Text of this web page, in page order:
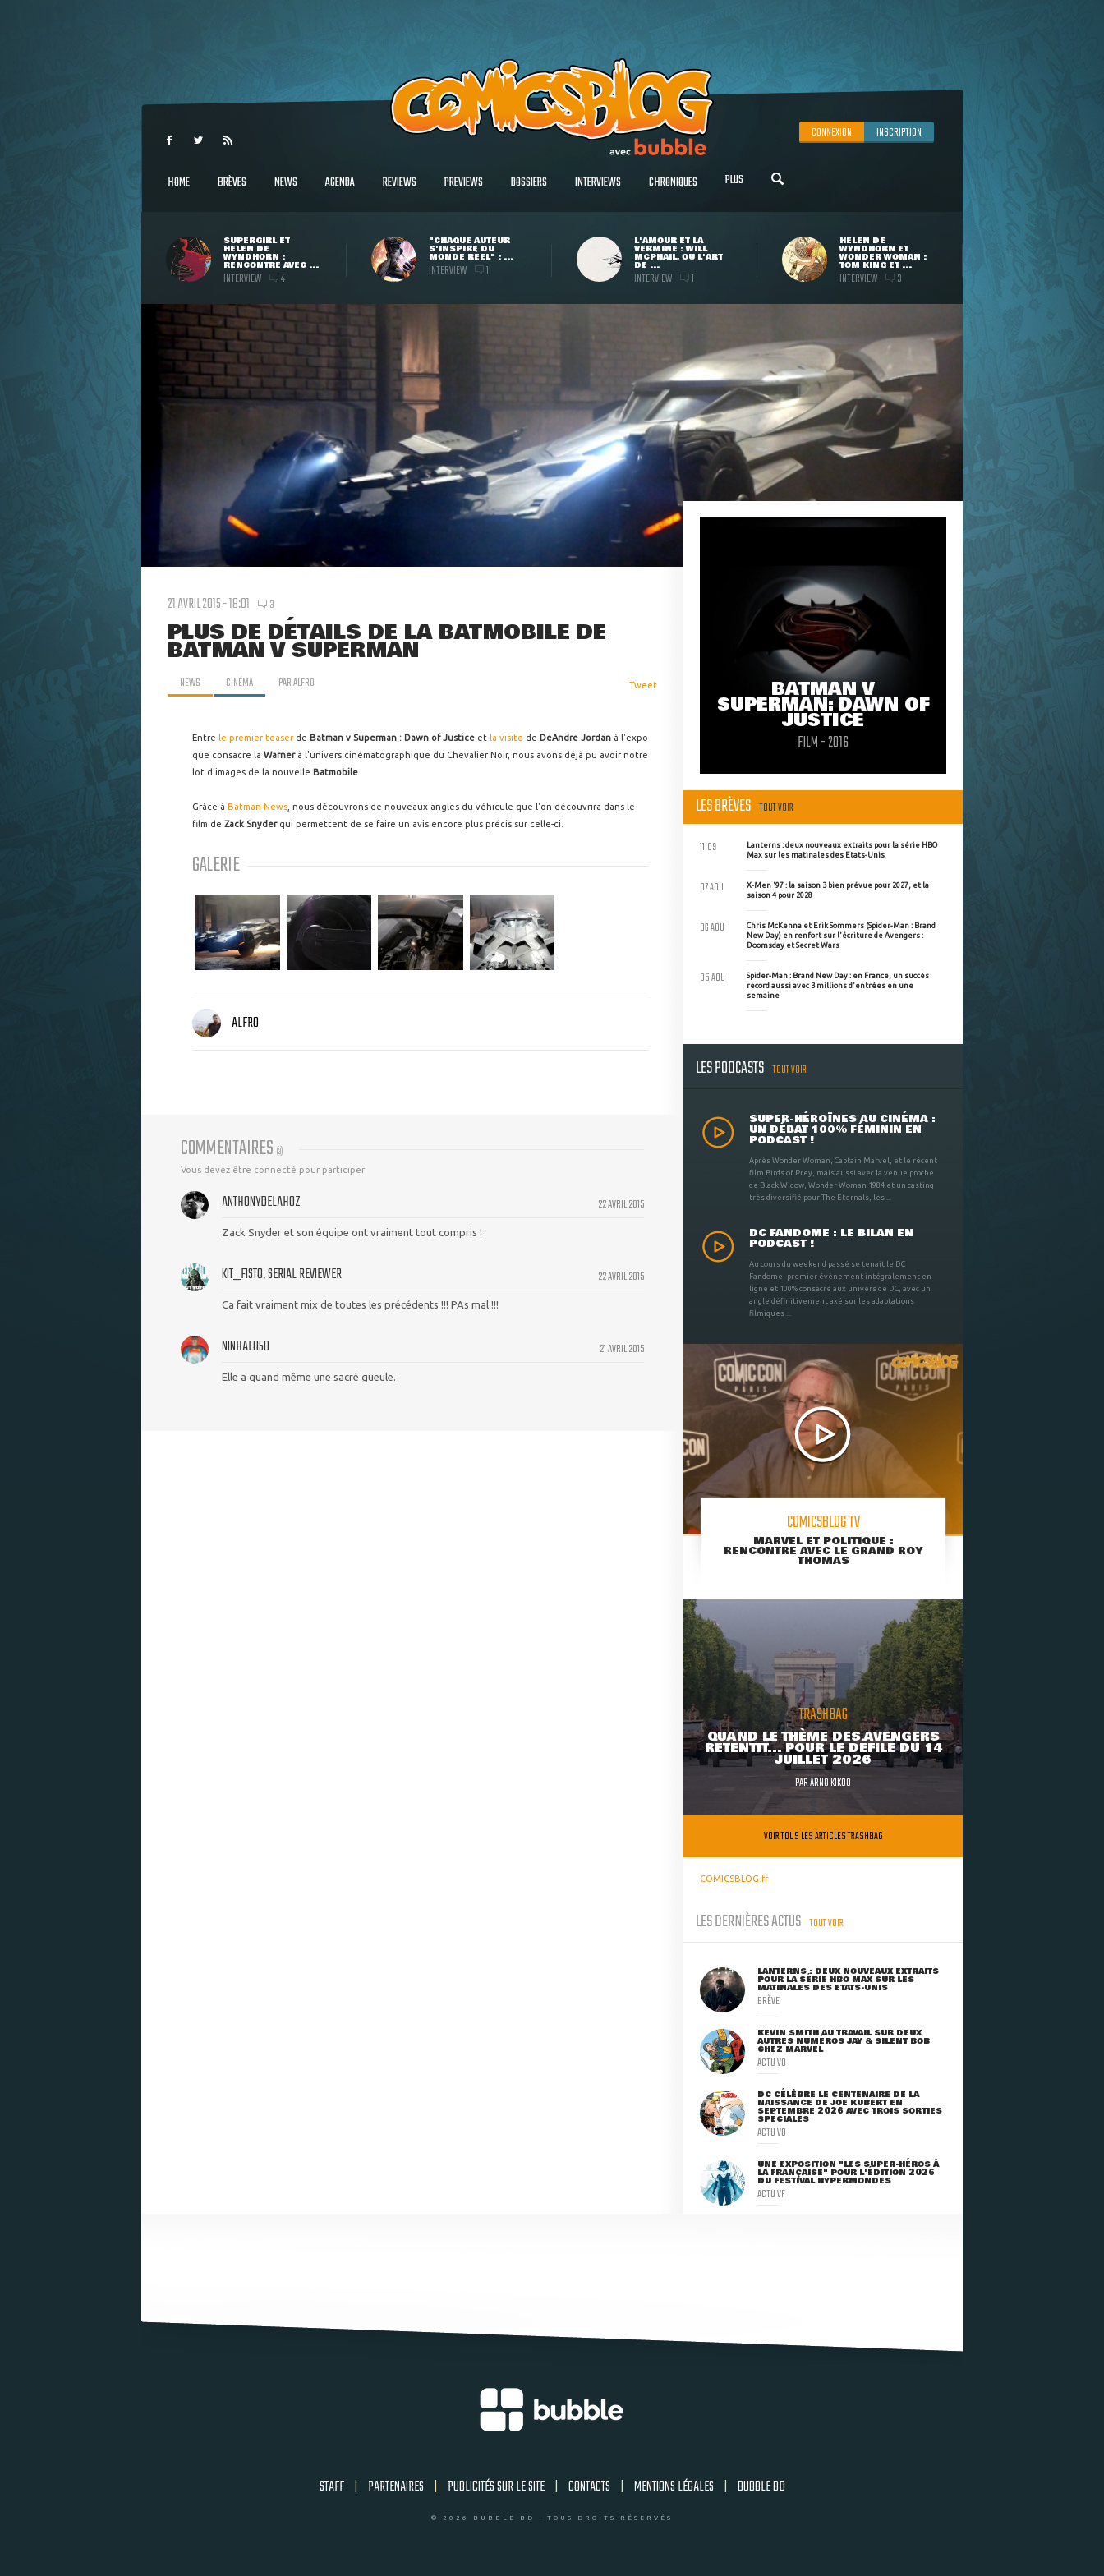
CONNEXION INSCRIPTION
HOME BRÈVES NEWS AGENDA REVIEWS PREVIEWS DOSSIERS INTERVIEWS CHRONIQUES PLUS
SUPERGIRL ET
HELEN DE
WYNDHORN :
RENCONTRE AVEC ...
INTERVIEW 4
"CHAQUE AUTEUR
S'INSPIRE DU
MONDE RÉEL" : ...
INTERVIEW 1
L'AMOUR ET LA
VERMINE : WILL
MCPHAIL, OU L'ART
DE ...
INTERVIEW 1
HELEN DE
WYNDHORN ET
WONDER WOMAN :
TOM KING ET ...
INTERVIEW 3
21 AVRIL 2015 - 18:01 3
PLUS DE DÉTAILS DE LA BATMOBILE DE
BATMAN V SUPERMAN
NEWS CINÉMA PARALFRO Tweet
Entre le premier teaserde Batman v Superman : Dawn of Justice et la visite de DeAndre Jordan à l'expo
que consacre la Warnerà l'univers cinématographique du Chevalier Noir, nous avons déjà pu avoir notre
lot d'images de la nouvelle Batmobile
Grâce à Batman-News , nous découvrons de nouveaux angles du véhicule que l'on découvrira dans le
film de Zack Snyderqui permettent de se faire un avis encore plus précis sur celle-ci.
GALERIE
ALFRO
COMMENTAIRES (3)
Vous devez être connecté pour participer
22 AVRIL 2015
ANTHONYDELAHOZ
Zack Snyder et son équipe ont vraiment tout compris !
22 AVRIL 2015
KIT_FISTO, SERIAL REVIEWER
Ca fait vraiment mix de toutes les précédents !!! PAs mal !!!
21 AVRIL 2015
NINHALO50
Elle a quand même une sacré gueule.
BATMAN V
SUPERMAN: DAWN OF
JUSTICE
FILM - 2016
LES BRÈVES TOUT VOIR
Lanterns : deux nouveaux extraits pour la série HBO
Max sur les matinales des Etats-Unis
11:09
X-Men '97 : la saison 3 bien prévue pour 2027, et la
saison 4 pour 2028
07 AOU
Chris McKenna et Erik Sommers (Spider-Man : Brand
New Day) en renfort sur l'écriture de Avengers :
Doomsday et Secret Wars
06 AOU
Spider-Man : Brand New Day : en France, un succès
record aussi avec 3 millions d'entrées en une
semaine
05 AOU
LES PODCASTS TOUT VOIR
SUPER-HÉROÏNES AU CINÉMA :
UN DÉBAT 100% FÉMININ EN
PODCAST !
Après Wonder Woman, Captain Marvel, et le récent
film Birds of Prey, mais aussi avec la venue proche
de Black Widow, Wonder Woman 1984 et un casting
très diversifié pour The Eternals, les ...
DC FANDOME : LE BILAN EN
PODCAST !
Au cours du weekend passé se tenait le DC
Fandome, premier évènement intégralement en
ligne et 100% consacré aux univers de DC, avec un
angle définitivement axé sur les adaptations
filmiques ...
COMICSBLOG TV
MARVEL ET POLITIQUE :
RENCONTRE AVEC LE GRAND ROY
THOMAS
TRASHBAG
QUAND LE THÈME DES AVENGERS
RETENTIT... POUR LE DÉFILÉ DU 14
JUILLET 2026
PARARNO KIKOO
VOIR TOUS LES ARTICLES TRASHBAG
COMICSBLOG.fr
LES DERNIÈRES ACTUS TOUT VOIR
LANTERNS : DEUX NOUVEAUX EXTRAITS
POUR LA SÉRIE HBO MAX SUR LES
MATINALES DES ETATS-UNIS
BRÈVE
KEVIN SMITH AU TRAVAIL SUR DEUX
AUTRES NUMÉROS JAY & SILENT BOB
CHEZ MARVEL
ACTU VO
DC CÉLÈBRE LE CENTENAIRE DE LA
NAISSANCE DE JOE KUBERT EN
SEPTEMBRE 2026 AVEC TROIS SORTIES
SPÉCIALES
ACTU VO
UNE EXPOSITION "LES SUPER-HÉROS À
LA FRANÇAISE" POUR L'ÉDITION 2026
DU FESTIVAL HYPERMONDES
ACTU VF
STAFF | PARTENAIRES | PUBLICITÉS SUR LE SITE | CONTACTS | MENTIONS LÉGALES | BUBBLE BD
© 2026 BUBBLE BD - TOUS DROITS RÉSERVÉS